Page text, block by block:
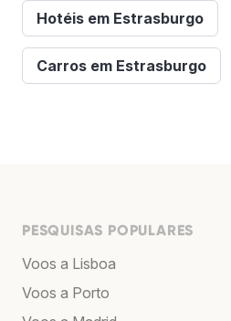
Hotéis em Estrasburgo
Carros em Estrasburgo
PESQUISAS POPULARES
Voos a Lisboa
Voos a Porto